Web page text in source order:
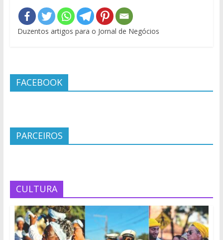
Duzentos artigos para o Jornal de Negócios
FACEBOOK
PARCEIROS
CULTURA